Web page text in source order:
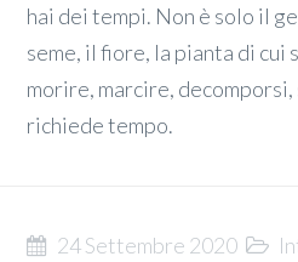
hai dei tempi. Non è solo il
seme, il fiore, la pianta di cui
morire, marcire,
richiede tempo.
24 Settembre 2020